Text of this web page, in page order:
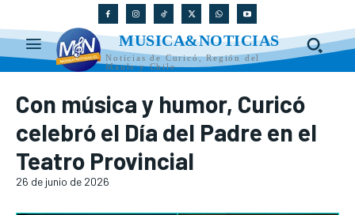
MUSICA&NOTICIAS
Noticias de Curicó, Región del
Maule y Chile
Con música y humor, Curicó
celebró el Día del Padre en el
Teatro Provincial
26 de junio de 2026